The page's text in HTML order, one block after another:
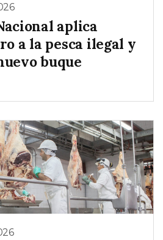
aplica
a la pesca ilegal y
buque